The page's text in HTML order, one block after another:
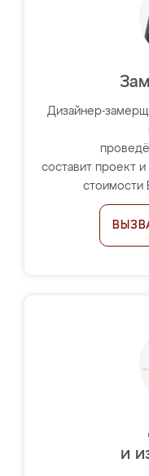
Дизайнер-
составит проект
стоимости
и